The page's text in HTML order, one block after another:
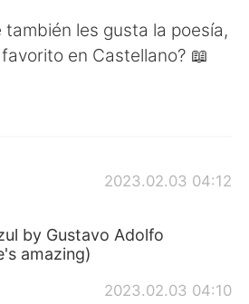
العربية
Italiano
les gusta la poesía,
en Castellano? 📖
2023.02.03 04:12
by Gustavo Adolfo
amazing)
2023.02.03 04:10